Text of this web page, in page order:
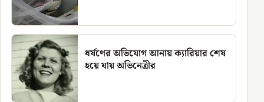
ধর্ষণের অভিযোগ আনায় ক্যারিয়ার শেষ
হয়ে যায় অভিনেত্রীর